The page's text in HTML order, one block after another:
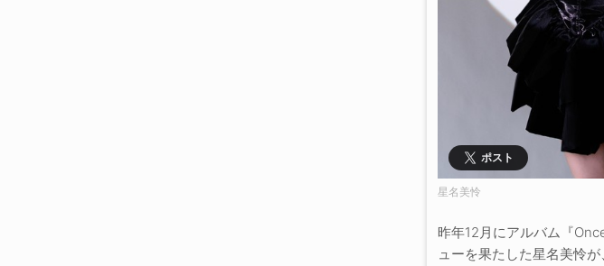
ポスト
星名美怜
昨年12月にアルバム『
ューを果たした星名美怜